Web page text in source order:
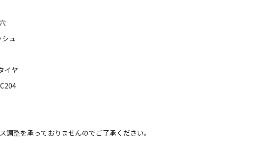
ュ
イヤ
調整を承っておりませんのでご了承ください。